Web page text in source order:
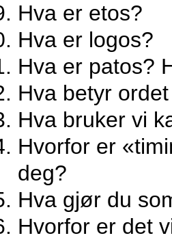
Hva er etos?
Hva er logos?
Hva er patos?
Hva betyr
Hva bruker vi
Hvorfor er
deg?
Hva gjør du
Hvorfor er det